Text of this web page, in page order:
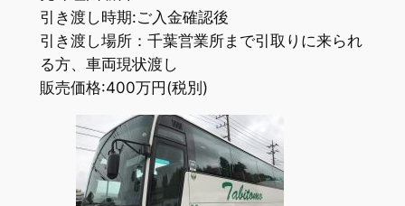
引き渡し時期:ご入金確認後
引き渡し場所：千葉営業所まで引取りに来られ
る方、車両現状渡し
販売価格:400万円(税別)